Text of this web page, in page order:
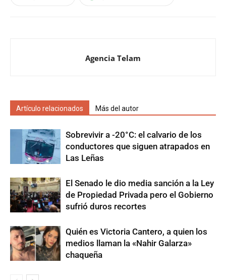
Agencia Telam
Artículo relacionados Más del autor
Sobrevivir a -20°C: el calvario de los
conductores que siguen atrapados en
Las Leñas
El Senado le dio media sanción a la Ley
de Propiedad Privada pero el Gobierno
sufrió duros recortes
Quién es Victoria Cantero, a quien los
medios llaman la «Nahir Galarza»
chaqueña